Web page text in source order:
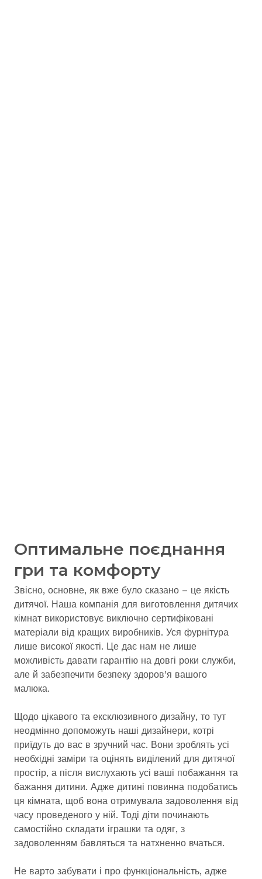
Оптимальне поєднання
гри та комфорту
Звісно, основне, як вже було сказано – це якість
дитячої. Наша компанія для виготовлення дитячих
кімнат використовує виключно сертифіковані
матеріали від кращих виробників. Уся фурнітура
лише високої якості. Це дає нам не лише
можливість давати гарантію на довгі роки служби,
але й забезпечити безпеку здоров’я вашого
малюка.
Щодо цікавого та ексклюзивного дизайну, то тут
неодмінно допоможуть наші дизайнери, котрі
приїдуть до вас в зручний час. Вони зроблять усі
необхідні заміри та оцінять виділений для дитячої
простір, а після вислухають усі ваші побажання та
бажання дитини. Адже дитині повинна подобатись
ця кімната, щоб вона отримувала задоволення від
часу проведеного у ній. Тоді діти починають
самостійно складати іграшки та одяг, з
задоволенням бавляться та натхненно вчаться.
Не варто забувати і про функціональність, адже